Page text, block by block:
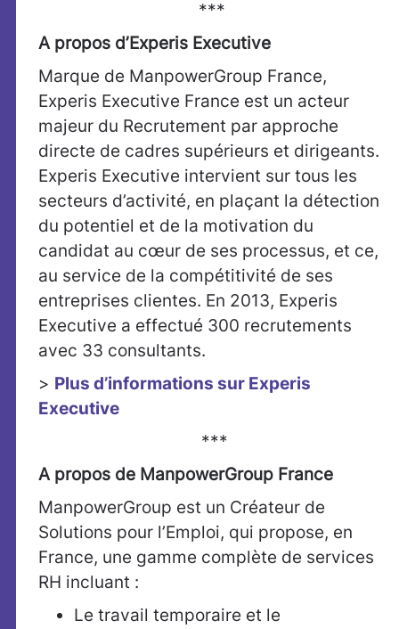
***
A propos d’Experis Executive
Marque de ManpowerGroup France,
Experis Executive France est un acteur
majeur du Recrutement par approche
directe de cadres supérieurs et dirigeants.
Experis Executive intervient sur tous les
secteurs d’activité, en plaçant la détection
du potentiel et de la motivation du
candidat au cœur de ses processus, et ce,
au service de la compétitivité de ses
entreprises clientes. En 2013, Experis
Executive a effectué 300 recrutements
avec 33 consultants.
> Plus d’informations sur Experis
Executive
***
A propos de ManpowerGroup France
ManpowerGroup est un Créateur de
Solutions pour l’Emploi, qui propose, en
France, une gamme complète de services
RH incluant :
Le travail temporaire et le